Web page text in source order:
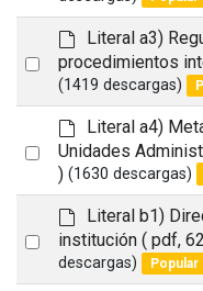
a
l
t
Select
d
e
f
a
l
t
Literal a3)
procedimientos
(1419 descargas)
Select
d
e
f
a
l
t
Literal a4)
Unidades
) (1630 descargas)
Select
d
e
f
a
Literal b1)
institución ( pdf,
descargas)
Popular